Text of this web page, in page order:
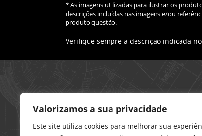
Valorizamos a sua privacidade
Este site utiliza cookies para melhorar sua
* As imagens utilizadas para ilustrar os
descrições incluídas nas imagens e/ou
produto questão.
Verifique sempre a descrição indicada
21 296 0195
912 606 251